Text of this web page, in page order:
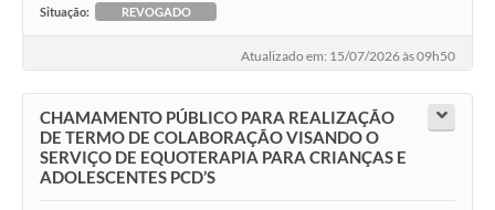
Situação: REVOGADO
Atualizado em: 15/07/2026 às 09h50
CHAMAMENTO PÚBLICO PARA REALIZAÇÃO
DE TERMO DE COLABORAÇÃO VISANDO O
SERVIÇO DE EQUOTERAPIA PARA CRIANÇAS E
ADOLESCENTES PCD’S